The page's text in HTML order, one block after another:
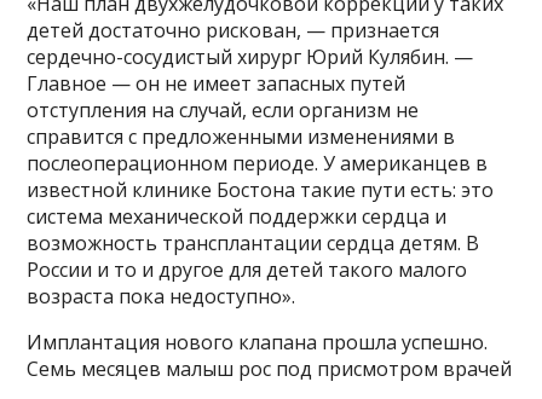
детей достаточно рискован, — признается
сердечно-сосудистый хирург Юрий Кулябин. —
Главное — он не имеет запасных путей
отступления на случай, если организм не
справится с предложенными изменениями в
послеоперационном периоде. У американцев в
известной клинике Бостона такие пути есть: это
система механической поддержки сердца и
возможность трансплантации сердца детям. В
России и то и другое для детей такого малого
возраста пока недоступно».
Имплантация нового клапана прошла успешно.
Семь месяцев малыш рос под присмотром врачей